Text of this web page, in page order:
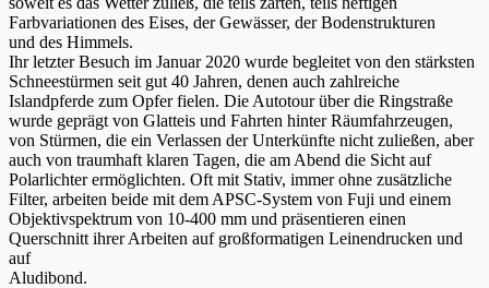
Farbvariationen des Eises, der Gewässer, der Bodenstrukturen
und des Himmels.
Ihr letzter Besuch im Januar 2020 wurde begleitet von den stärksten
Schneestürmen seit gut 40 Jahren, denen auch zahlreiche
Islandpferde zum Opfer fielen. Die Autotour über die Ringstraße
wurde geprägt von Glatteis und Fahrten hinter Räumfahrzeugen,
von Stürmen, die ein Verlassen der Unterkünfte nicht zuließen, aber
auch von traumhaft klaren Tagen, die am Abend die Sicht auf
Polarlichter ermöglichten. Oft mit Stativ, immer ohne zusätzliche
Filter, arbeiten beide mit dem APSC-System von Fuji und einem
Objektivspektrum von 10-400 mm und präsentieren einen
Querschnitt ihrer Arbeiten auf großformatigen Leinendrucken und
auf
Aludibond.